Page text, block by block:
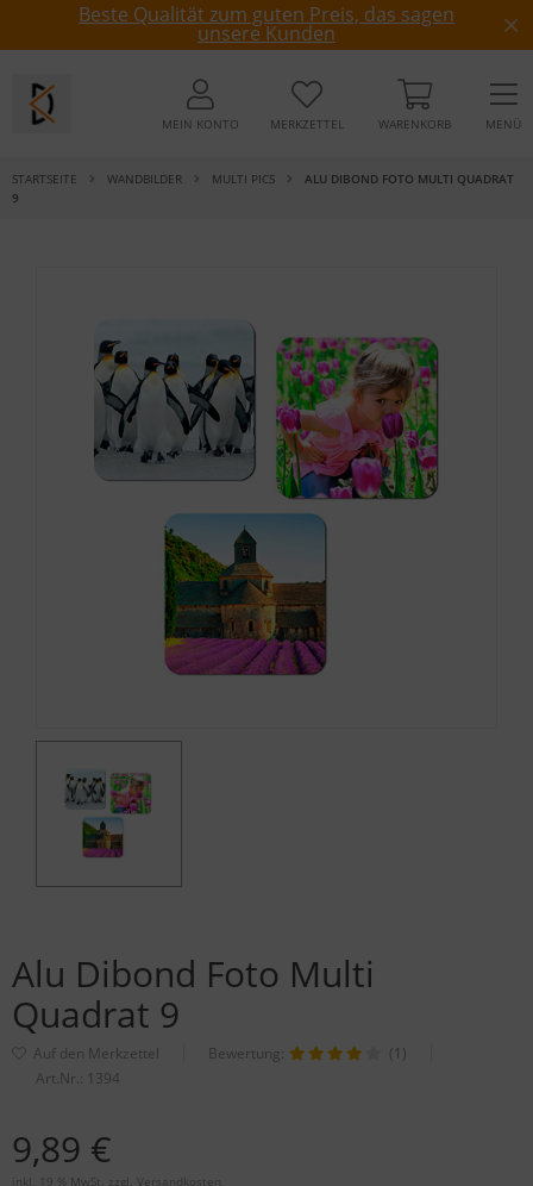
Beste Qualität zum guten Preis, das sagen
unsere Kunden
MEIN KONTO MERKZETTEL WARENKORB MENÜ
STARTSEITE WANDBILDER MULTI PICS
ALU DIBOND FOTO MULTI QUADRAT
9
Alu Dibond Foto Multi
Quadrat 9
Bewertung:
(1)
Art.Nr.: 1394
9,89 €
inkl. 19 % MwSt. zzgl. Versandkosten